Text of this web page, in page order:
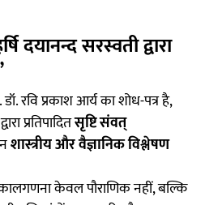
सरस्वती द्वारा
रवि प्रकाश आर्य का शोध-पत्र है,
प्रतिपादितसृष्टि संवत्
शास्त्रीय और वैज्ञानिक विश्लेषण
केवल पौराणिक नहीं, बल्कि